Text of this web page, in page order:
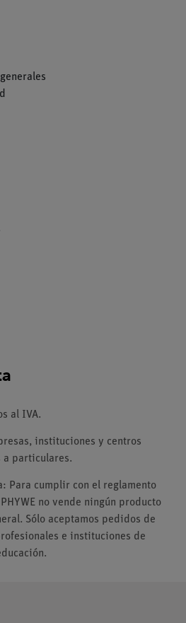
al IVA.
instituciones y centros
a particulares.
Para cumplir con el reglamento
no vende ningún producto
Sólo aceptamos pedidos de
e instituciones de